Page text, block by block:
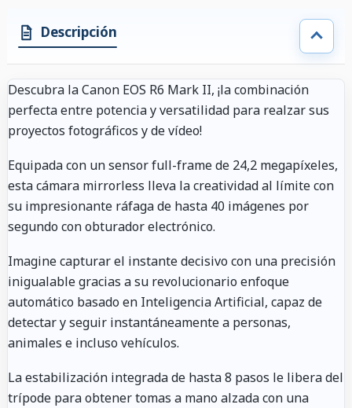
Descripción
Descubra la Canon EOS R6 Mark II, ¡la combinación
perfecta entre potencia y versatilidad para realzar sus
proyectos fotográficos y de vídeo!
Equipada con un sensor full-frame de 24,2 megapíxeles,
esta cámara mirrorless lleva la creatividad al límite con
su impresionante ráfaga de hasta 40 imágenes por
segundo con obturador electrónico.
Imagine capturar el instante decisivo con una precisión
inigualable gracias a su revolucionario enfoque
automático basado en Inteligencia Artificial, capaz de
detectar y seguir instantáneamente a personas,
animales e incluso vehículos.
La estabilización integrada de hasta 8 pasos le libera del
trípode para obtener tomas a mano alzada con una